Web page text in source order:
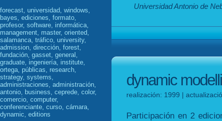
forecast, universidad, windows,
bayes, ediciones, formato,
profesor, software, informática,
management, master, oriented,
salamanca, tráfico, university,
admission, dirección, forest,
fundación, gasset, general,
graduate, ingeniería, institute,
ortega, públicas, research,
strategy, systems,
administraciones, administración,
antonio, business, ceprede, color,
comercio, computer,
conferenciante, curso, cámara,
dynamic, editions
Universidad Antonio de
dynamic
realización: 1999 |
Participación en 2